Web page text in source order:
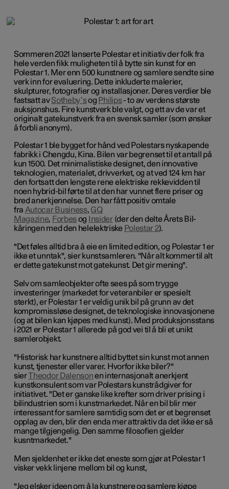
Sommeren 2021 lanserte Polestar et initiativ der folk fra
hele verden fikk muligheten til å bytte sin kunst for en
Polestar 1. Mer enn 500 kunstnere og samlere sendte sine
verk inn for evaluering. Dette inkluderte malerier,
skulpturer, fotografier og installasjoner. Deres verdier ble
fastsatt avSotheby’sog Philips- to av verdens største
auksjonshus. Fire kunstverk ble valgt, og ett av de var et
originalt gatekunstverk fra en svensk samler (som ønsker
å forbli anonym).
Polestar 1 ble bygget for hånd ved Polestars nyskapende
fabrikk i Chengdu, Kina. Bilen var begrenset til et antall på
kun 1500. Det minimalistiske designet, den innovative
teknologien, materialet, drivverket, og at ved 124 km har
den fortsatt den lengste rene elektriske rekkevidden til
noen hybrid-bil førte til at den har vunnet flere priser og
bred anerkjennelse. Den har fått positiv omtale
fra Autocar Business, GQ
Magazine, Forbesog Insider(der den delte Årets Bil-
kåringen med den helelektriske Polestar 2).
"Det føles alltid bra å eie en limited edition, og Polestar 1 er
ikke et unntak", sier kunstsamleren. "Når alt kommer til alt
er dette gatekunst mot gatekunst. Det gir mening".
Selv om samleobjekter ofte sees på som trygge
investeringer (markedet for veteranbiler er spesielt
sterkt), er Polestar 1 er veldig unik bil på grunn av det
kompromissløse designet, de teknologiske innovasjonene
(og at bilen kan kjøpes med kunst). Med produksjonsstans
i 2021 er Polestar 1 allerede på god vei til å bli et unikt
samlerobjekt.
"Historisk har kunstnere alltid byttet sin kunst mot annen
kunst, tjenester eller varer. Hvorfor ikke biler?"
sierTheodor Dalensonen internasjonalt anerkjent
kunstkonsulent som var Polestars kunstrådgiver for
initiativet. "Det er ganske like krefter som driver prising i
bilindustrien som i kunstmarkedet. Når en bil blir mer
interessant for samlere samtidig som det er et begrenset
opplag av den, blir den enda mer attraktiv da det ikke er så
mange tilgjengelig. Den samme filosofien gjelder
kusntmarkedet."
Men sjeldenhet er ikke det eneste som gjør at Polestar 1
visker vekk linjene mellom bil og kunst,
"Jeg elsker ideen om å la kunstnere og samlere kjøpe